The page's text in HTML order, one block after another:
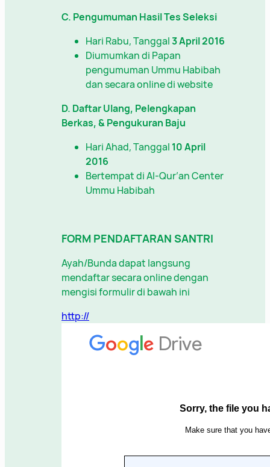
C. Pengumuman Hasil Tes Seleksi
Hari Rabu, Tanggal3 April 2016
Diumumkan di Papan
pengumuman Ummu Habibah
dan secara online di website
D. Daftar Ulang, Pelengkapan
Berkas, & Pengukuran Baju
Hari Ahad, Tanggal 10 April
2016
Bertempat di Al-Qur’an Center
Ummu Habibah
FORM PENDAFTARAN SANTRI
Ayah/Bunda dapat langsung
mendaftar secara online dengan
mengisi formulir di bawah ini
http://